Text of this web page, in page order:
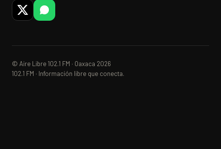
© Aire Libre 102.1 FM · Oaxaca 2026
102.1 FM · Información libre que conecta.